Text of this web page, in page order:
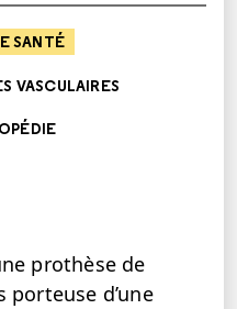
SANTÉ
VASCULAIRES
prothèse de
porteuse d’une